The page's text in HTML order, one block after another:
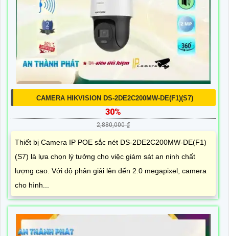
CAMERA HIKVISION DS-2DE2C200MW-DE(F1)(S7)
30%
2,880,000 ₫
Thiết bị Camera IP POE sắc nét DS-2DE2C200MW-DE(F1)
(S7) là lựa chọn lý tưởng cho việc giám sát an ninh chất
lượng cao. Với độ phân giải lên đến 2.0 megapixel, camera
cho hình...